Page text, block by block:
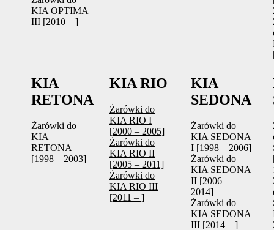
KIA OPTIMA
III [2010 – ]
KIA
RETONA
Żarówki do
KIA
RETONA
[1998 – 2003]
KIA RIO
Żarówki do
KIA RIO I
[2000 – 2005]
Żarówki do
KIA RIO II
[2005 – 2011]
Żarówki do
KIA RIO III
[2011 – ]
KIA
SEDONA
Żarówki do
KIA SEDONA
I [1998 – 2006]
Żarówki do
KIA SEDONA
II [2006 –
2014]
Żarówki do
KIA SEDONA
III [2014 – ]